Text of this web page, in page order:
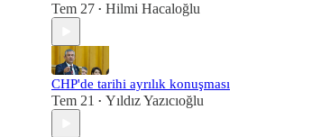
Tem 27 • Hilmi Hacaloğlu
CHP'de tarihi ayrılık konuşması
Tem 21 • Yıldız Yazıcıoğlu